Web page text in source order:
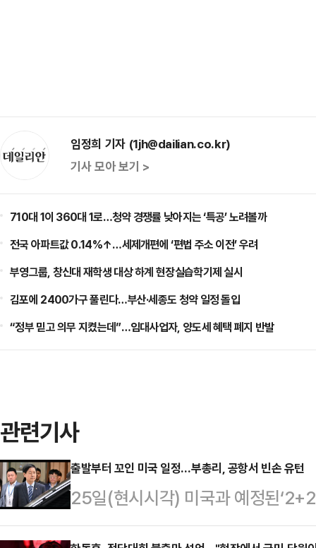
임정희 기자 (1jh@dailian.co.kr)
기사 모아 보기 >
710대 1이 360대 1로…청약 경쟁률 낮아지는 ‘특공’ 노려볼까
전국 아파트값 0.14%↑…세제개편에 ‘편법 주소 이전’ 우려
부영그룹, 창신대 재학생 대상 하계 현장실습학기제 실시
김포에 2400가구 풀린다…부산·세종도 청약 일정 돌입
“정부 믿고 의무 지켰는데”…임대사업자, 양도세 혜택 폐지 반발
관련기사
출발부터 꼬인 미국 일정…부총리, 공항서 빈손 유턴
25일(현시시각) 미국과 예정된
스콧 베선트 재무장관의 긴급한 일